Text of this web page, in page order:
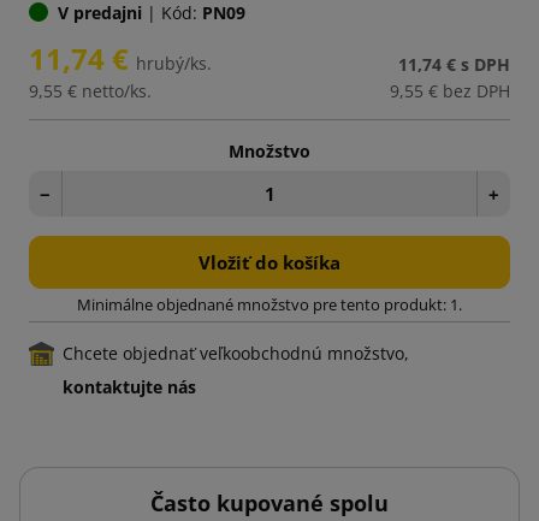
V predajni | Kód: PN09
11,74 € hrubý/ks.
9,55 € netto/ks.
11,74 € s DPH
9,55 € bez DPH
Množstvo
− +
Vložiť do košíka
Minimálne objednané množstvo pre tento produkt: 1.
Chcete objednať veľkoobchodnú množstvo,
kontaktujte nás
Často kupované spolu